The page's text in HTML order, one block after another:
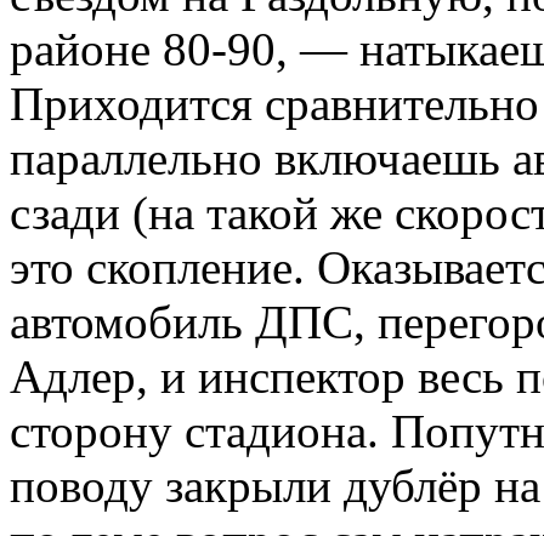
районе 80-90, —
Приходится
параллельно включаешь
сзади (на такой же
это скопление.
автомобиль ДПС,
Адлер, и инспектор весь
сторону стадиона.
поводу закрыли дублёр